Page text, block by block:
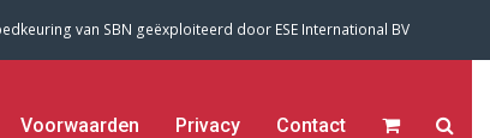
van SBN geëxploiteerd door ESE International BV
Voorwaarden Privacy Contact